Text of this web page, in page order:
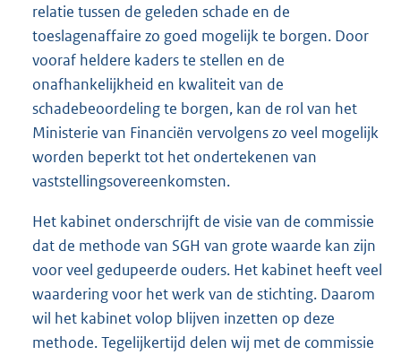
relatie tussen de geleden schade en de
toeslagenaffaire zo goed mogelijk te borgen. Door
vooraf heldere kaders te stellen en de
onafhankelijkheid en kwaliteit van de
schadebeoordeling te borgen, kan de rol van het
Ministerie van Financiën vervolgens zo veel mogelijk
worden beperkt tot het ondertekenen van
vaststellingsovereenkomsten.
Het kabinet onderschrijft de visie van de commissie
dat de methode van SGH van grote waarde kan zijn
voor veel gedupeerde ouders. Het kabinet heeft veel
waardering voor het werk van de stichting. Daarom
wil het kabinet volop blijven inzetten op deze
methode. Tegelijkertijd delen wij met de commissie